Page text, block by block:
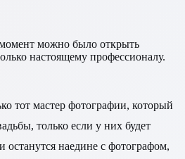
можно было открыть
настоящему профессионалу.
тот мастер фотографии, который
только если у них будет
останутся наедине с фотографом,